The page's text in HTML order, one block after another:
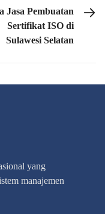
NEXT POST
Jasa Pembuatan
Sertifikat ISO di
Sulawesi Selatan
yang
manajemen